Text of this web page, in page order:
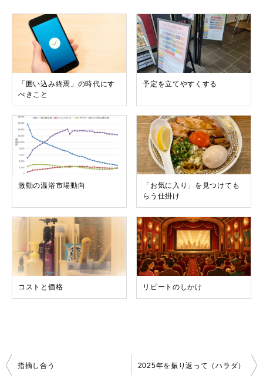
「囲い込み終焉」の時代にす
べきこと
予定を立てやすくする
激動の温浴市場動向
「お気に入り」を見つけても
らう仕掛け
コストと価格 リピートのしかけ
投
稿
指摘し合う 2025年を振り返って（ハラダ）